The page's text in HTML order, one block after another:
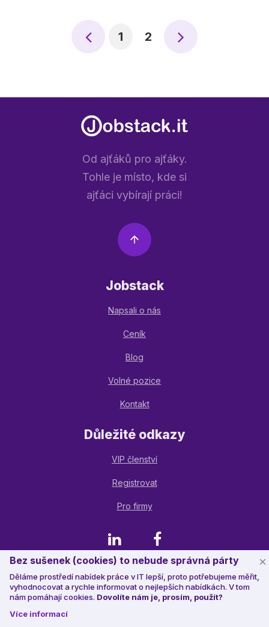
Bez sušenek (cookies) to nebude správná párty
Děláme prostředí nabídek práce v IT lepší, proto potřebujeme měřit,
vyhodnocovat a rychle informovat o nejlepších nabídkách. V tom
nám pomáhají cookies. Dovolíte nám je, prosím, použít?
Více informací
1 2
Od ajťáků pro ajťáky.
Tohle je místo, kde si
ajťáci vybírají práci!
Jobstack
Napsali o nás
Ceník
Blog
Volné pozice
Kontakt
Důležité odkazy
VIP členství
Registrovat
Pro firmy
LinkedIn Facebook
© 2023 Jobstack.it, všechna práva vyhrazena